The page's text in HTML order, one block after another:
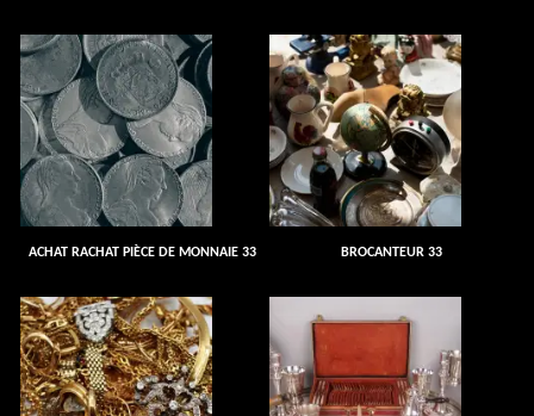
ACHAT RACHAT PIÈCE DE MONNAIE 33 BROCANTEUR 33